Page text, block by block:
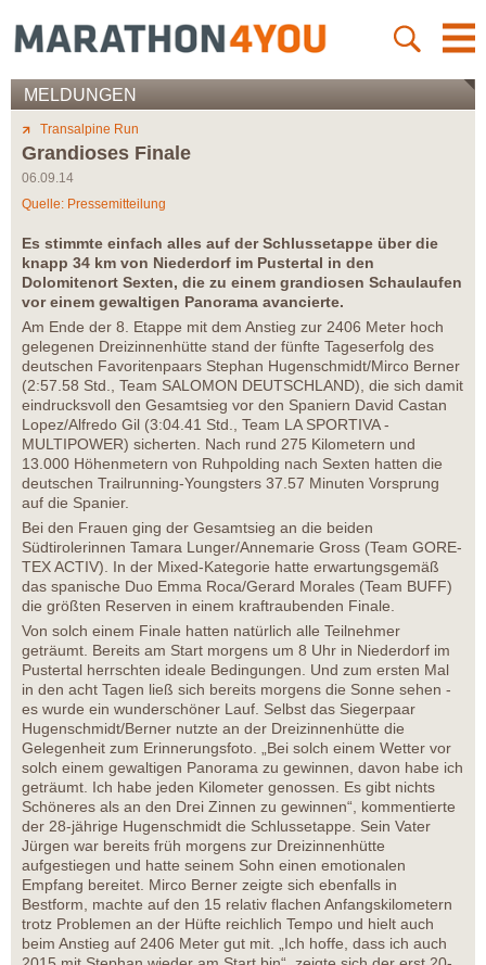
MELDUNGEN
Transalpine Run
Grandioses Finale
06.09.14
Quelle: Pressemitteilung
Es stimmte einfach alles auf der Schlussetappe über die
knapp 34 km von Niederdorf im Pustertal in den
Dolomitenort Sexten, die zu einem grandiosen Schaulaufen
vor einem gewaltigen Panorama avancierte.
Am Ende der 8. Etappe mit dem Anstieg zur 2406 Meter hoch
gelegenen Dreizinnenhütte stand der fünfte Tageserfolg des
deutschen Favoritenpaars Stephan Hugenschmidt/Mirco Berner
(2:57.58 Std., Team SALOMON DEUTSCHLAND), die sich damit
eindrucksvoll den Gesamtsieg vor den Spaniern David Castan
Lopez/Alfredo Gil (3:04.41 Std., Team LA SPORTIVA -
MULTIPOWER) sicherten. Nach rund 275 Kilometern und
13.000 Höhenmetern von Ruhpolding nach Sexten hatten die
deutschen Trailrunning-Youngsters 37.57 Minuten Vorsprung
auf die Spanier.
Bei den Frauen ging der Gesamtsieg an die beiden
Südtirolerinnen Tamara Lunger/Annemarie Gross (Team GORE-
TEX ACTIV). In der Mixed-Kategorie hatte erwartungsgemäß
das spanische Duo Emma Roca/Gerard Morales (Team BUFF)
die größten Reserven in einem kraftraubenden Finale.
Von solch einem Finale hatten natürlich alle Teilnehmer
geträumt. Bereits am Start morgens um 8 Uhr in Niederdorf im
Pustertal herrschten ideale Bedingungen. Und zum ersten Mal
in den acht Tagen ließ sich bereits morgens die Sonne sehen -
es wurde ein wunderschöner Lauf. Selbst das Siegerpaar
Hugenschmidt/Berner nutzte an der Dreizinnenhütte die
Gelegenheit zum Erinnerungsfoto. „Bei solch einem Wetter vor
solch einem gewaltigen Panorama zu gewinnen, davon habe ich
geträumt. Ich habe jeden Kilometer genossen. Es gibt nichts
Schöneres als an den Drei Zinnen zu gewinnen“, kommentierte
der 28-jährige Hugenschmidt die Schlussetappe. Sein Vater
Jürgen war bereits früh morgens zur Dreizinnenhütte
aufgestiegen und hatte seinem Sohn einen emotionalen
Empfang bereitet. Mirco Berner zeigte sich ebenfalls in
Bestform, machte auf den 15 relativ flachen Anfangskilometern
trotz Problemen an der Hüfte reichlich Tempo und hielt auch
beim Anstieg auf 2406 Meter gut mit. „Ich hoffe, dass ich auch